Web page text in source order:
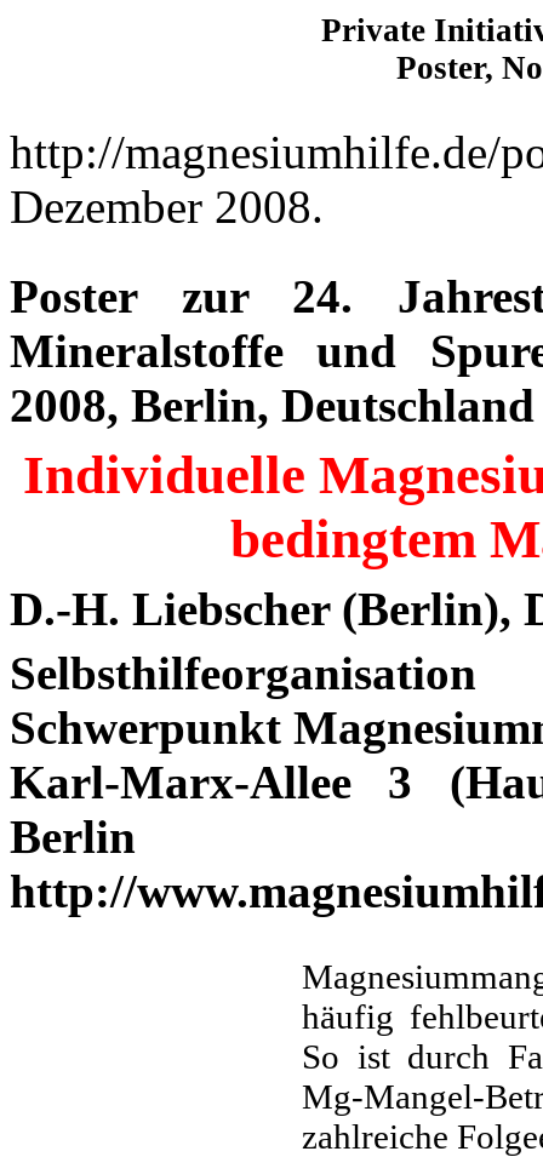
Private
Poster,
http://magnesiumhilfe.de/
Dezember 2008.
Poster zur 24.
Mineralstoffe und
2008, Berlin, Deutschland
Individuelle
bedingtem
D.-H. Liebscher(Berlin),
Schwerpunkt
Karl-Marx-Allee 3
Berlin
http://
häufig
So ist durch
Mg-Mangel-
zahlreiche